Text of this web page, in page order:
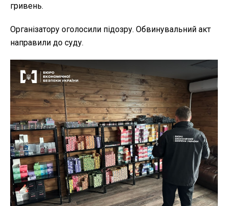
гривень.
Організатору оголосили підозру. Обвинувальний акт
направили до суду.